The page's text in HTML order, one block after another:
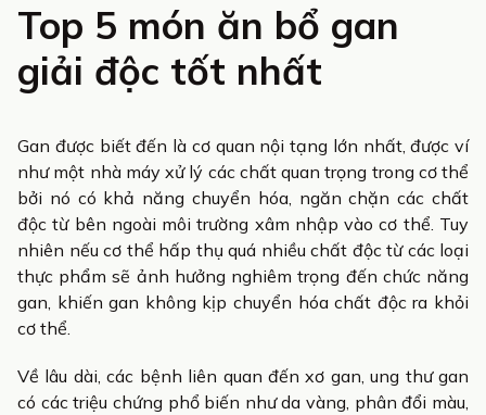
Top 5 món ăn bổ gan
giải độc tốt nhất
Gan được biết đến là cơ quan nội tạng lớn nhất, được ví
như một nhà máy xử lý các chất quan trọng trong cơ thể
bởi nó có khả năng chuyển hóa, ngăn chặn các chất
độc từ bên ngoài môi trường xâm nhập vào cơ thể. Tuy
nhiên nếu cơ thể hấp thụ quá nhiều chất độc từ các loại
thực phẩm sẽ ảnh hưởng nghiêm trọng đến chức năng
gan, khiến gan không kịp chuyển hóa chất độc ra khỏi
cơ thể.
Về lâu dài, các bệnh liên quan đến xơ gan, ung thư gan
có các triệu chứng phổ biến như da vàng, phân đổi màu,